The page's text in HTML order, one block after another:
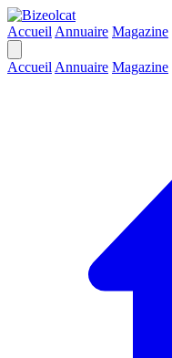
Accueil Annuaire Magazine
Accueil Annuaire Magazine